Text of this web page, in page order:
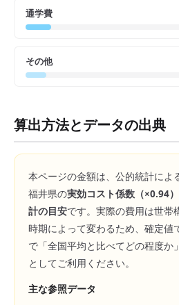
通学費
その他
算出方法とデータの出典
本ページの金額は、公的統計によ
福井県の実効コスト係数（×0.94）
計の目安です。実際の費用は世帯
時期によって変わるため、確定値
で「全国平均と比べてどの程度か
としてご利用ください。
主な参照データ